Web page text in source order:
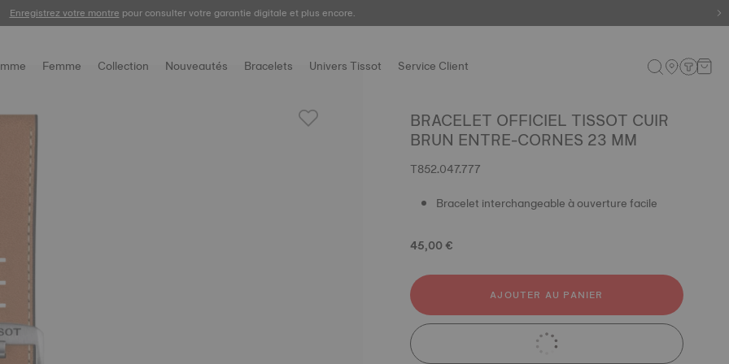
Enregistrez votre montre pour consulter votre garantie digitale et plus encore.
Femme Collection Nouveautés Bracelets Univers Tissot Service Client
BRACELET OFFICIEL TISSOT CUIR
BRUN ENTRE-CORNES 23 MM
T852.047.777
Bracelet interchangeable à ouverture facile
45,00 €
AJOUTER AU PANIER